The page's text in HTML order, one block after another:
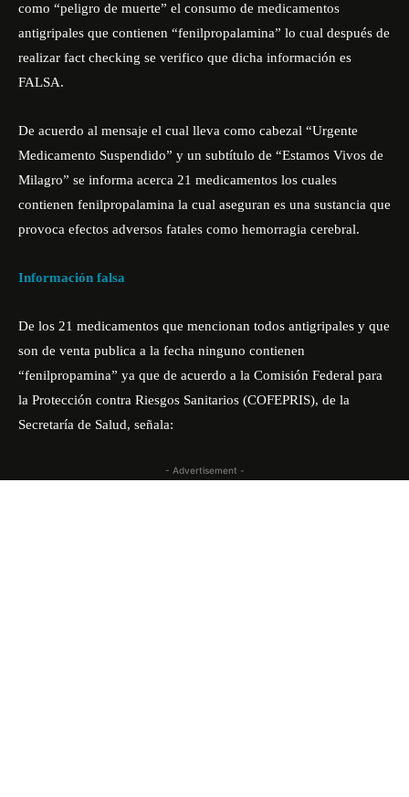
como “peligro de muerte” el consumo de medicamentos
antigripales que contienen “fenilpropalamina” lo cual después de
realizar fact checking se verifico que dicha información es
FALSA.
De acuerdo al mensaje el cual lleva como cabezal “Urgente
Medicamento Suspendido” y un subtítulo de “Estamos Vivos de
Milagro” se informa acerca 21 medicamentos los cuales
contienen fenilpropalamina la cual aseguran es una sustancia que
provoca efectos adversos fatales como hemorragia cerebral.
Información falsa
De los 21 medicamentos que mencionan todos antigripales y que
son de venta publica a la fecha ninguno contienen
“fenilpropamina” ya que de acuerdo a la Comisión Federal para
la Protección contra Riesgos Sanitarios (COFEPRIS), de la
Secretaría de Salud, señala:
- Advertisement -